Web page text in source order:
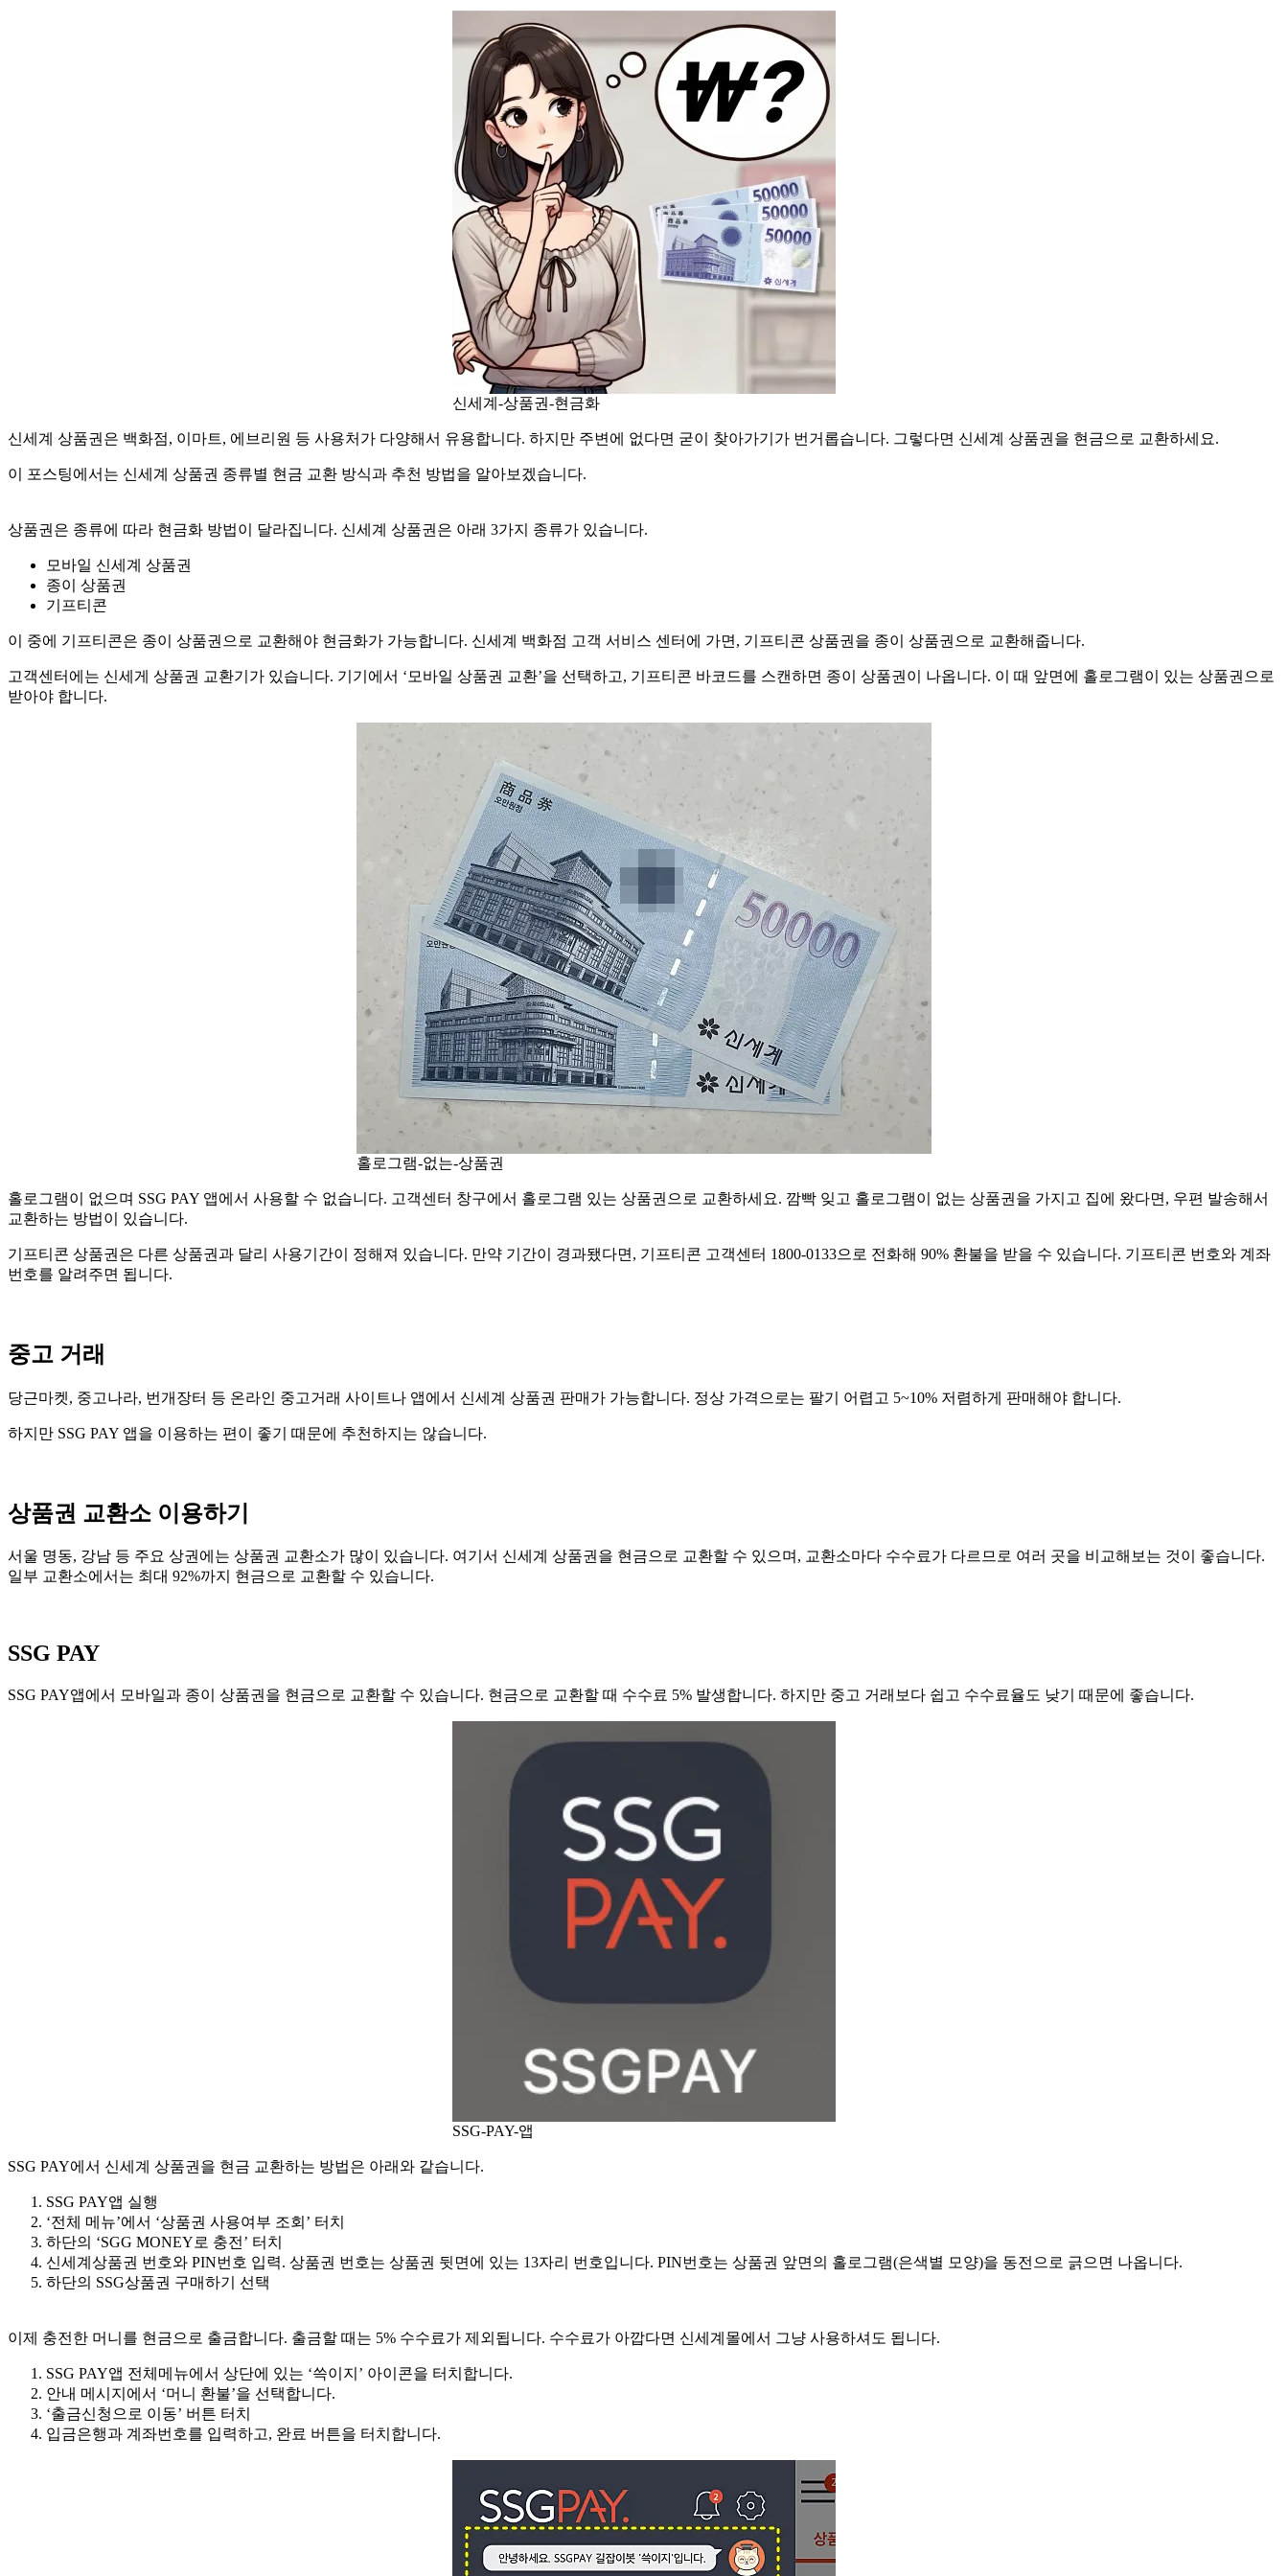
신세계-상품권-현금화
신세계 상품권은 백화점, 이마트, 에브리원 등 사용처가 다양해서 유용합니다. 하지만 주변에 없다면 굳이 찾아가기가 번거롭습니다. 그렇다면 신세계 상품권을 현금으로 교환하세요.
이 포스팅에서는 신세계 상품권 종류별 현금 교환 방식과 추천 방법을 알아보겠습니다.
상품권은 종류에 따라 현금화 방법이 달라집니다. 신세계 상품권은 아래 3가지 종류가 있습니다.
모바일 신세계 상품권
종이 상품권
기프티콘
이 중에 기프티콘은 종이 상품권으로 교환해야 현금화가 가능합니다. 신세계 백화점 고객 서비스 센터에 가면, 기프티콘 상품권을 종이 상품권으로 교환해줍니다.
고객센터에는 신세게 상품권 교환기가 있습니다. 기기에서 ‘모바일 상품권 교환’을 선택하고, 기프티콘 바코드를 스캔하면 종이 상품권이 나옵니다. 이 때 앞면에 홀로그램이 있는 상품권으로
받아야 합니다.
홀로그램-없는-상품권
홀로그램이 없으며 SSG PAY 앱에서 사용할 수 없습니다. 고객센터 창구에서 홀로그램 있는 상품권으로 교환하세요. 깜빡 잊고 홀로그램이 없는 상품권을 가지고 집에 왔다면, 우편 발송해서
교환하는 방법이 있습니다.
기프티콘 상품권은 다른 상품권과 달리 사용기간이 정해져 있습니다. 만약 기간이 경과됐다면, 기프티콘 고객센터 1800-0133으로 전화해 90% 환불을 받을 수 있습니다. 기프티콘 번호와 계좌
번호를 알려주면 됩니다.
중고 거래
당근마켓, 중고나라, 번개장터 등 온라인 중고거래 사이트나 앱에서 신세계 상품권 판매가 가능합니다. 정상 가격으로는 팔기 어렵고 5~10% 저렴하게 판매해야 합니다.
하지만 SSG PAY 앱을 이용하는 편이 좋기 때문에 추천하지는 않습니다.
상품권 교환소 이용하기
서울 명동, 강남 등 주요 상권에는 상품권 교환소가 많이 있습니다. 여기서 신세계 상품권을 현금으로 교환할 수 있으며, 교환소마다 수수료가 다르므로 여러 곳을 비교해보는 것이 좋습니다.
일부 교환소에서는 최대 92%까지 현금으로 교환할 수 있습니다.
SSG PAY
SSG PAY앱에서 모바일과 종이 상품권을 현금으로 교환할 수 있습니다. 현금으로 교환할 때 수수료 5% 발생합니다. 하지만 중고 거래보다 쉽고 수수료율도 낮기 때문에 좋습니다.
SSG-PAY-앱
SSG PAY에서 신세계 상품권을 현금 교환하는 방법은 아래와 같습니다.
SSG PAY앱 실행
‘전체 메뉴’에서 ‘상품권 사용여부 조회’ 터치
하단의 ‘SGG MONEY로 충전’ 터치
신세계상품권 번호와 PIN번호 입력. 상품권 번호는 상품권 뒷면에 있는 13자리 번호입니다. PIN번호는 상품권 앞면의 홀로그램(은색별 모양)을 동전으로 긁으면 나옵니다.
하단의 SSG상품권 구매하기 선택
이제 충전한 머니를 현금으로 출금합니다. 출금할 때는 5% 수수료가 제외됩니다. 수수료가 아깝다면 신세계몰에서 그냥 사용하셔도 됩니다.
SSG PAY앱 전체메뉴에서 상단에 있는 ‘쓱이지’ 아이콘을 터치합니다.
안내 메시지에서 ‘머니 환불’을 선택합니다.
‘출금신청으로 이동’ 버튼 터치
입금은행과 계좌번호를 입력하고, 완료 버튼을 터치합니다.